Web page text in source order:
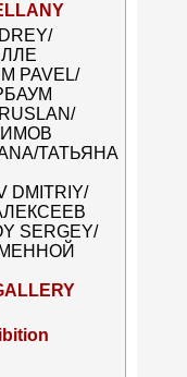
PAVEL/
ТАТЬЯНА
DMITRIY/
SERGEY/